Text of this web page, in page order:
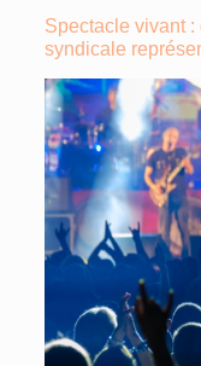
Spectacle vivant :
syndicale